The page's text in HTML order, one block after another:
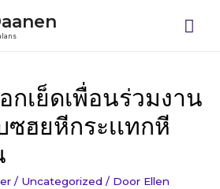
กเย็ดเพื่อนร่วมงาน
ฮยหีกระเเทกหี
/ Uncategorized / Door Ellen